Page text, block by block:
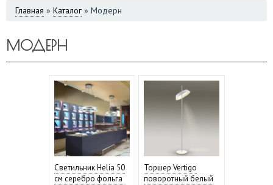
ВЫ
Главная » Каталог » Модерн
МОДЕРН
Светильник Helia 50
см серебро фольга
Торшер Vertigo
поворотный белый